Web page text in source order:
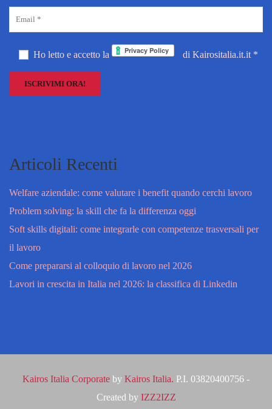
Ho letto e accetto la di Kairositalia.it.it *
Articoli Recenti
Welfare aziendale: come valutare i benefit quando cerchi lavoro
Problem solving: la skill che fa la differenza oggi
Soft skills digitali: come integrarle con competenze trasversali per
il lavoro
Come prepararsi al colloquio di lavoro nel 2026
Lavori in crescita in Italia nel 2026: la classifica di Linkedin
Kairos Italia Corporate by Kairos Italia. P.I. 03820400756 -
Created by IZZ2IZZ